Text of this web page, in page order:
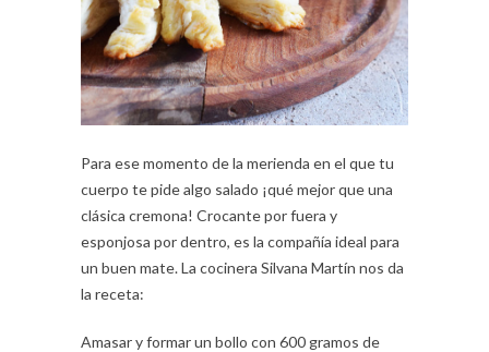
Para ese momento de la merienda en el que tu
cuerpo te pide algo salado ¡qué mejor que una
clásica cremona! Crocante por fuera y
esponjosa por dentro, es la compañía ideal para
un buen mate. La cocinera Silvana Martín nos da
la receta:
Amasar y formar un bollo con 600 gramos de